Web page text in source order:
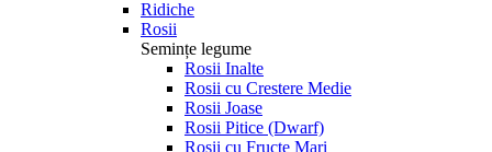
Ridiche
Rosii
Semințe legume
Rosii Inalte
Rosii cu Crestere Medie
Rosii Joase
Rosii Pitice (Dwarf)
Rosii cu Fructe Mari